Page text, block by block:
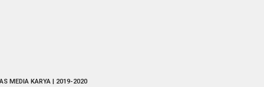
MEDIA KARYA | 2019-2020